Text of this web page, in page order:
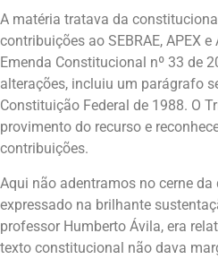
A matéria tratava da
contribuições ao SEBRAE, APEX
Emenda Constitucional nº 33 de
alterações, incluiu um parágrafo
Constituição Federal de 1988. O
provimento do recurso e
contribuições.
Aqui não adentramos no cerne
expressado na brilhante
professor Humberto Ávila, era
texto constitucional não dava